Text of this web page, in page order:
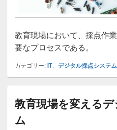
教育現場において、採点作
要なプロセスである。
カテゴリー:IT、 デジタル採点システム
教育現場を変える
ム